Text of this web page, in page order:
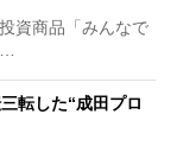
資商品「みんなで
転した“成田プロ